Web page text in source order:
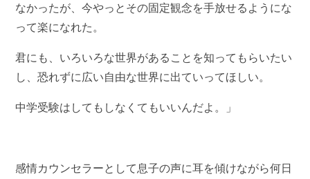
なかったが、今やっとその固定観念を手放せるようにな
って楽になれた。
君にも、いろいろな世界があることを知ってもらいたい
し、恐れずに広い自由な世界に出ていってほしい。
中学受験はしてもしなくてもいいんだよ。」
感情カウンセラーとして息子の声に耳を傾けながら何日